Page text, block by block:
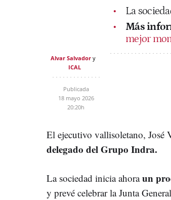
La
Más
mejor
Alvar Salvador
ICAL
Publicada
18 mayo 2026
20:20h
El ejecutivo vallisoletano, José
delegado del Grupo Indra.
La sociedad inicia ahoraun
y prevé celebrar la Junta